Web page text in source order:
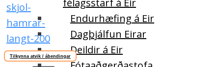
félagsstarf á Eir
Endurhæfing á Eir
Dagþjálfun Eirar
Deildir á Eir
Tilkynna atvik / ábendingar